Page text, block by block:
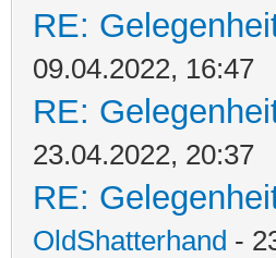
RE:
09.04.2022, 16:47
RE:
23.04.2022, 20:37
RE:
OldShatterhand -